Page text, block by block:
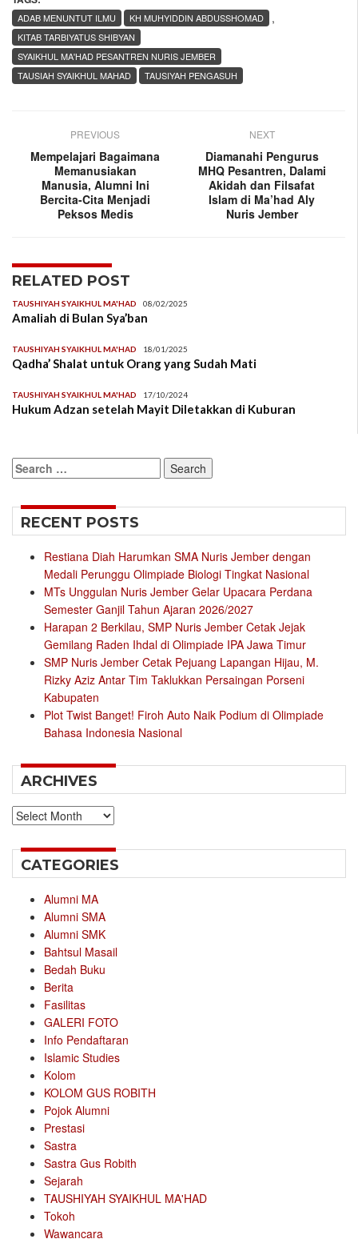
,
ADAB MENUNTUT ILMU
KH MUHYIDDIN ABDUSSHOMAD
KITAB TARBIYATUS SHIBYAN
SYAIKHUL MA'HAD PESANTREN NURIS JEMBER
TAUSIAH SYAIKHUL MAHAD
TAUSIYAH PENGASUH
PREVIOUS
Mempelajari Bagaimana
Memanusiakan
Manusia, Alumni Ini
Bercita-Cita Menjadi
Peksos Medis
NEXT
Diamanahi Pengurus
MHQ Pesantren, Dalami
Akidah dan Filsafat
Islam di Ma’had Aly
Nuris Jember
RELATED POST
TAUSHIYAH SYAIKHUL MA'HAD 08/02/2025
Amaliah di Bulan Sya’ban
TAUSHIYAH SYAIKHUL MA'HAD 18/01/2025
Qadha’ Shalat untuk Orang yang Sudah Mati
TAUSHIYAH SYAIKHUL MA'HAD 17/10/2024
Hukum Adzan setelah Mayit Diletakkan di Kuburan
Search
for:
RECENT POSTS
Restiana Diah Harumkan SMA Nuris Jember dengan
Medali Perunggu Olimpiade Biologi Tingkat Nasional
MTs Unggulan Nuris Jember Gelar Upacara Perdana
Semester Ganjil Tahun Ajaran 2026/2027
Harapan 2 Berkilau, SMP Nuris Jember Cetak Jejak
Gemilang Raden Ihdal di Olimpiade IPA Jawa Timur
SMP Nuris Jember Cetak Pejuang Lapangan Hijau, M.
Rizky Aziz Antar Tim Taklukkan Persaingan Porseni
Kabupaten
Plot Twist Banget! Firoh Auto Naik Podium di Olimpiade
Bahasa Indonesia Nasional
ARCHIVES
Archives
CATEGORIES
Alumni MA
Alumni SMA
Alumni SMK
Bahtsul Masail
Bedah Buku
Berita
Fasilitas
GALERI FOTO
Info Pendaftaran
Islamic Studies
Kolom
KOLOM GUS ROBITH
Pojok Alumni
Prestasi
Sastra
Sastra Gus Robith
Sejarah
TAUSHIYAH SYAIKHUL MA'HAD
Tokoh
Wawancara